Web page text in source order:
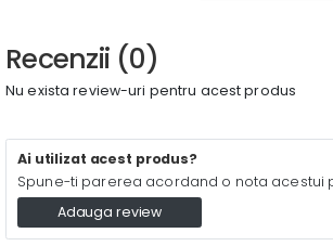
Recenzii (0)
Nu exista review-uri pentru acest produs
Ai utilizat acest produs?
Spune-ti parerea acordand o nota acestui
Adauga review